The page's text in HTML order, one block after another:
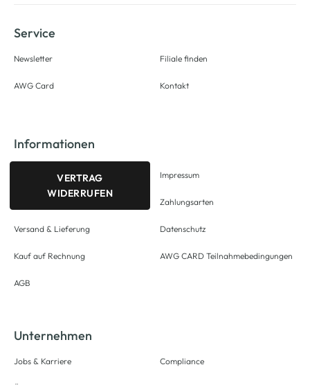
Service
Newsletter
AWG Card
Filiale finden
Kontakt
Informationen
VERTRAG
WIDERRUFEN
Versand & Lieferung
Kauf auf Rechnung
AGB
Impressum
Zahlungsarten
Datenschutz
AWG CARD Teilnahmebedingungen
Unternehmen
Jobs & Karriere Compliance